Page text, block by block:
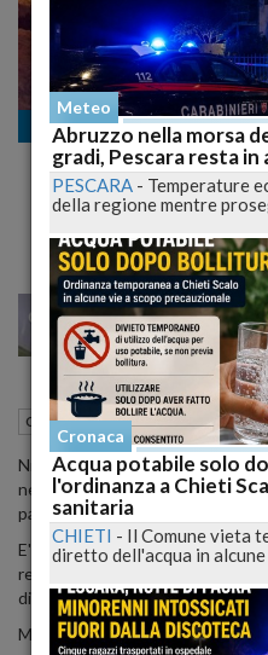
Cronaca nazionale
Nicole Minetti
Gossip
MILANO
Cronaca nazionale 29 Gennaio
Nicole Minetti non abbandona il
nevi del Vebier, dopo la lunga
parlare di se.
E' il settimanale Diva e Donna
regionale lombarda e showgirl in
di un bell'imprenditore.
Mollato Claudio D'Alessio per
Meteo
Abruzzo nella morsa
gradi, Pescara resta in
PESCARA - Temperature
della regione mentre
Cronaca
Acqua potabile solo
l'ordinanza a Chieti
sanitaria
CHIETI - Il Comune vieta
diretto dell'acqua in alcune